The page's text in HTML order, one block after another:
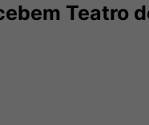
Teatro